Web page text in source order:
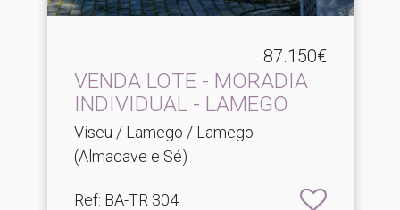
87.150€
VENDA LOTE - MORADIA
INDIVIDUAL - LAMEGO
Viseu / Lamego / Lamego
(Almacave e Sé)
Ref: BA-TR 304